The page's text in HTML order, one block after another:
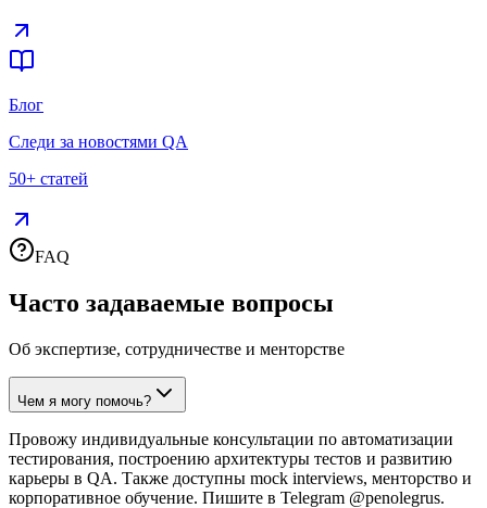
Блог
Следи за новостями QA
50+ статей
FAQ
Часто задаваемые вопросы
Об экспертизе, сотрудничестве и менторстве
Чем я могу помочь?
Провожу индивидуальные консультации по автоматизации
тестирования, построению архитектуры тестов и развитию
карьеры в QA. Также доступны mock interviews, менторство и
корпоративное обучение. Пишите в Telegram @penolegrus.